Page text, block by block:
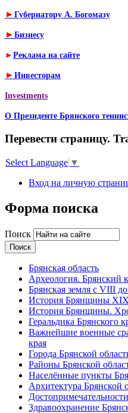
► Губернатору А. Богомазу
► Бизнесу
► Реклама на сайте
► Инвесторам
Investments
О Президенте Брянского
Перевести страницу.
Select Language ▼
Вход на личную
Форма поиска
Поиск
Брянская область
Археология. Брянский
Брянская земля с VIII
История Брянщины
История Брянщины.
Геральдика Брянского
Важнейшие военные
края
Города Брянской
Районы Брянской
Населённые пункты
Архитектура Брянской
Здравоохранение